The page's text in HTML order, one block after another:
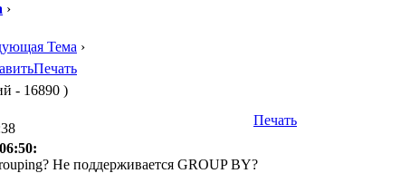
›
Тема ›
Печать
- 16890 )
Печать
Не поддерживается GROUP BY?